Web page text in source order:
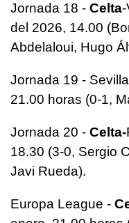
Jornada 18 - Celta-
del 2026, 14.00
Abdelaloui, Hugo
Jornada 19 -
21.00 horas (0-1,
Jornada 20 - Celta-
18.30 (3-0, Sergio
Javi Rueda).
Europa League -